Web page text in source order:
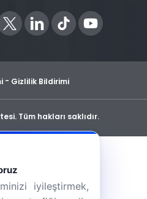
- Gizlilik Bildirimi
Tüm hakları saklıdır.
iyileştirmek,